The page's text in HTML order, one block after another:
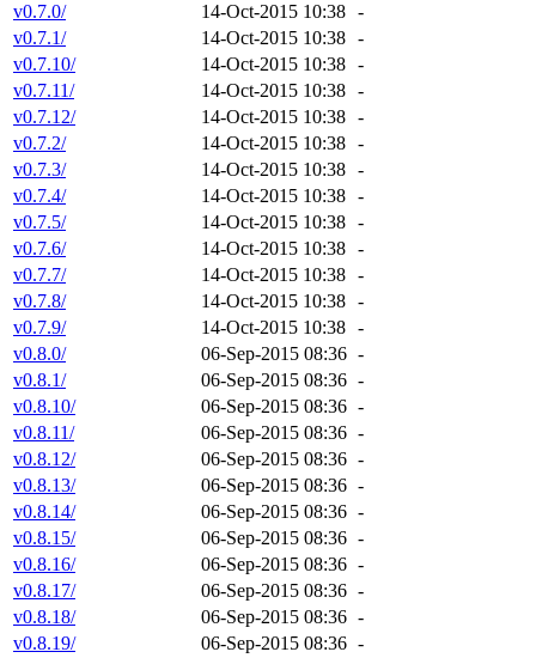
v0.7.0/
14-Oct-2015 10:38 -
v0.7.1/
14-Oct-2015 10:38 -
v0.7.10/
14-Oct-2015 10:38 -
v0.7.11/
14-Oct-2015 10:38 -
v0.7.12/
14-Oct-2015 10:38 -
v0.7.2/
14-Oct-2015 10:38 -
v0.7.3/
14-Oct-2015 10:38 -
v0.7.4/
14-Oct-2015 10:38 -
v0.7.5/
14-Oct-2015 10:38 -
v0.7.6/
14-Oct-2015 10:38 -
v0.7.7/
14-Oct-2015 10:38 -
v0.7.8/
14-Oct-2015 10:38 -
v0.7.9/
14-Oct-2015 10:38 -
v0.8.0/
06-Sep-2015 08:36 -
v0.8.1/
06-Sep-2015 08:36 -
v0.8.10/
06-Sep-2015 08:36 -
v0.8.11/
06-Sep-2015 08:36 -
v0.8.12/
06-Sep-2015 08:36 -
v0.8.13/
06-Sep-2015 08:36 -
v0.8.14/
06-Sep-2015 08:36 -
v0.8.15/
06-Sep-2015 08:36 -
v0.8.16/
06-Sep-2015 08:36 -
v0.8.17/
06-Sep-2015 08:36 -
v0.8.18/
06-Sep-2015 08:36 -
v0.8.19/
06-Sep-2015 08:36 -